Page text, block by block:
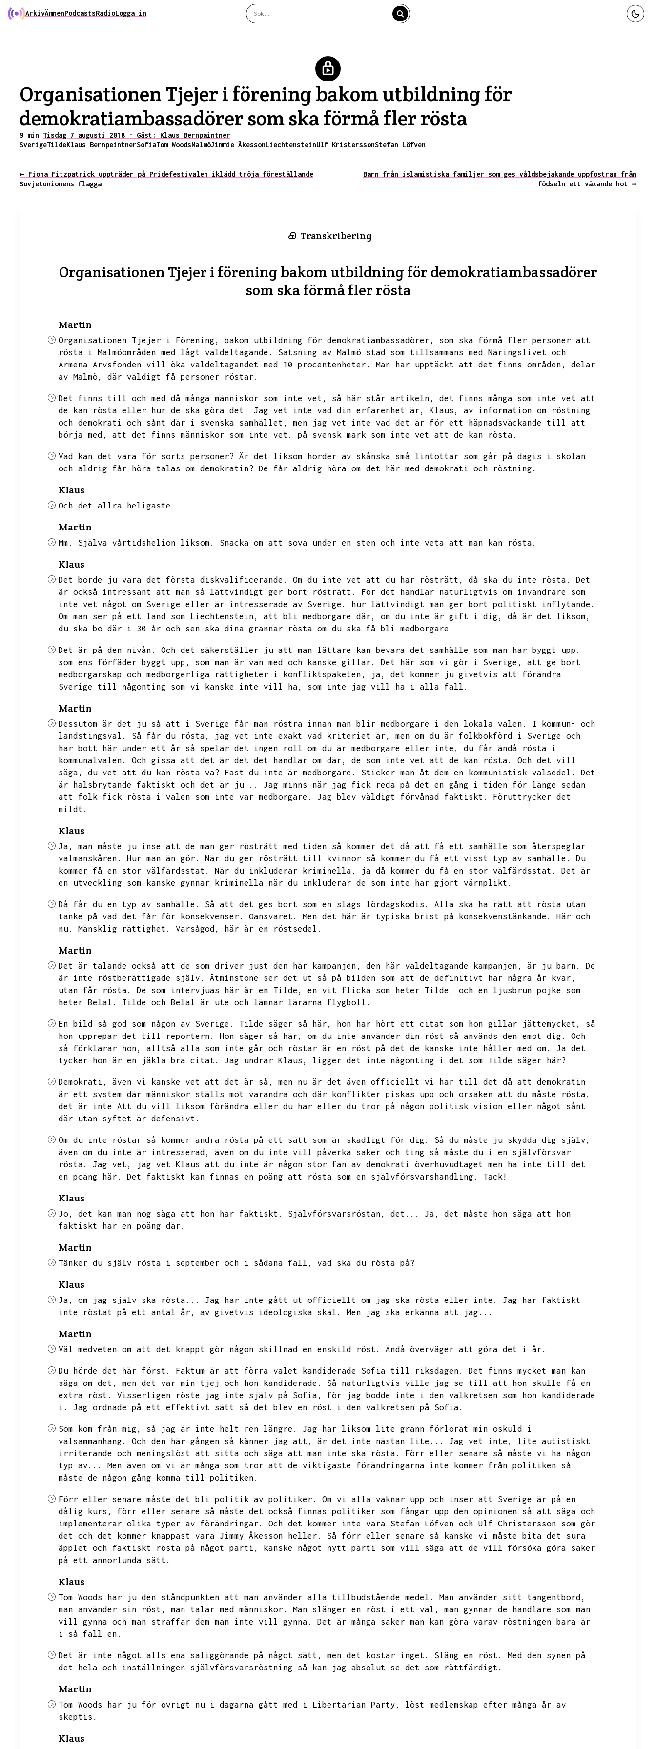
ArkivÄmnenPodcastsRadioLogga in
Organisationen Tjejer i förening bakom utbildning för
demokratiambassadörer som ska förmå fler rösta
9 min Tisdag 7 augusti 2018 - Gäst: Klaus Bernpaintner
SverigeTildeKlaus BernpeintnerSofiaTom WoodsMalmöJimmie ÅkessonLiechtensteinUlf KristerssonStefan Löfven
← Fiona Fitzpatrick uppträder på Pridefestivalen iklädd tröja föreställande
Sovjetunionens flagga
Barn från islamistiska familjer som ges våldsbejakande uppfostran från
födseln ett växande hot →
Transkribering
Organisationen Tjejer i förening bakom utbildning för demokratiambassadörer
som ska förmå fler rösta
Martin
Organisationen Tjejer i Förening, bakom utbildning för demokratiambassadörer,
som ska förmå fler personer att
rösta i Malmöområden med lågt valdeltagande.
Satsning av Malmö stad som tillsammans med Näringslivet och
Armena Arvsfonden vill öka valdeltagandet med 10 procentenheter.
Man har upptäckt att det finns områden,
delar
av Malmö,
där väldigt få personer röstar.
Det finns till och med då många människor som inte vet, så här står artikeln,
det finns många som inte vet att
de kan rösta eller hur de ska göra det.
Jag vet inte vad din erfarenhet är, Klaus,
av information om röstning
och demokrati och sånt där i svenska samhället,
men jag vet inte vad det är för ett häpnadsväckande till att
börja med,
att det finns människor som inte vet. på svensk mark som inte vet att de kan rösta.
Vad kan det vara för sorts personer? Är det liksom horder av skånska små lintottar som går på dagis i skolan
och aldrig får höra talas om demokratin? De får aldrig höra om det här med demokrati och röstning.
Klaus
Och det allra heligaste.
Martin
Mm. Själva vårtidshelion liksom. Snacka om att sova under en sten och inte veta att man kan rösta.
Klaus
Det borde ju vara det första diskvalificerande. Om du inte vet att du har rösträtt, då ska du inte rösta.
Det
är också intressant att man så lättvindigt ger bort rösträtt.
För det handlar naturligtvis om invandrare som
inte vet något om Sverige eller är intresserade av Sverige.
hur lättvindigt man ger bort politiskt inflytande.
Om man ser på ett land som Liechtenstein,
att bli medborgare där, om du inte är gift i dig,
då är det liksom,
du ska bo där i 30 år och sen ska dina grannar rösta om du ska få bli medborgare.
Det är på den nivån.
Och det säkerställer ju att man lättare kan bevara det samhälle som man har byggt upp.
som ens förfäder byggt upp,
som man är van med och kanske gillar. Det här som vi gör i Sverige,
att ge bort
medborgarskap och medborgerliga rättigheter i konfliktspaketen,
ja,
det kommer ju givetvis att förändra
Sverige till någonting som vi kanske inte vill ha,
som inte jag vill ha i alla fall.
Martin
Dessutom är det ju så att i Sverige får man röstra innan man blir medborgare i den lokala valen.
I kommun- och
landstingsval.
Så får du rösta, jag vet inte exakt vad kriteriet är,
men om du är folkbokförd i Sverige och
har bott här under ett år så spelar det ingen roll om du är medborgare eller inte,
du får ändå rösta i
kommunalvalen.
Och gissa att det är det det handlar om där, de som inte vet att de kan rösta.
Och det vill
säga,
du vet att du kan rösta va? Fast du inte är medborgare. Sticker man åt dem en kommunistisk valsedel.
Det
är halsbrytande faktiskt och det är ju...
Jag minns när jag fick reda på det en gång i tiden för länge sedan
att folk fick rösta i valen som inte var medborgare.
Jag blev väldigt förvånad faktiskt.
Föruttrycker det
mildt.
Klaus
Ja,
man måste ju inse att de man ger rösträtt med tiden så kommer det då att få ett samhälle som återspeglar
valmanskåren.
Hur man än gör. När du ger rösträtt till kvinnor så kommer du få ett visst typ av samhälle.
Du
kommer få en stor välfärdsstat.
När du inkluderar kriminella, ja då kommer du få en stor välfärdsstat.
Det är
en utveckling som kanske gynnar kriminella när du inkluderar de som inte har gjort värnplikt.
Då får du en typ av samhälle. Så att det ges bort som en slags lördagskodis.
Alla ska ha rätt att rösta utan
tanke på vad det får för konsekvenser.
Oansvaret. Men det här är typiska brist på konsekvenstänkande.
Här och
nu.
Mänsklig rättighet. Varsågod, här är en röstsedel.
Martin
Det är talande också att de som driver just den här kampanjen, den här valdeltagande kampanjen, är ju barn.
De
är inte röstberättigade själv.
Åtminstone ser det ut så på bilden som att de definitivt har några år kvar,
utan får rösta.
De som intervjuas här är en Tilde, en vit flicka som heter Tilde,
och en ljusbrun pojke som
heter Belal.
Tilde och Belal är ute och lämnar lärarna flygboll.
En bild så god som någon av Sverige. Tilde säger så här, hon har hört ett citat som hon gillar jättemycket,
så
hon upprepar det till reportern.
Hon säger så här, om du inte använder din röst så används den emot dig.
Och
så förklarar hon,
alltså alla som inte går och röstar är en röst på det de kanske inte håller med om.
Ja det
tycker hon är en jäkla bra citat.
Jag undrar Klaus, ligger det inte någonting i det som Tilde säger här?
Demokrati, även vi kanske vet att det är så,
men nu är det även officiellt vi har till det då att demokratin
är ett system där människor ställs mot varandra och där konflikter piskas upp och orsaken att du måste rösta,
det är inte Att du vill liksom förändra eller du har eller du tror på någon politisk vision eller något sånt
där utan syftet är defensivt.
Om du inte röstar så kommer andra rösta på ett sätt som är skadligt för dig.
Så du måste ju skydda dig själv,
även om du inte är intresserad,
även om du inte vill påverka saker och ting så måste du i en självförsvar
rösta.
Jag vet,
jag vet Klaus att du inte är någon stor fan av demokrati överhuvudtaget men ha inte till det
en poäng här.
Det faktiskt kan finnas en poäng att rösta som en självförsvarshandling. Tack!
Klaus
Jo, det kan man nog säga att hon har faktiskt. Självförsvarsröstan, det... Ja,
det måste hon säga att hon
faktiskt har en poäng där.
Martin
Tänker du själv rösta i september och i sådana fall, vad ska du rösta på?
Klaus
Ja, om jag själv ska rösta... Jag har inte gått ut officiellt om jag ska rösta eller inte.
Jag har faktiskt
inte röstat på ett antal år,
av givetvis ideologiska skäl. Men jag ska erkänna att jag...
Martin
Väl medveten om att det knappt gör någon skillnad en enskild röst. Ändå överväger att göra det i år.
Du hörde det här först. Faktum är att förra valet kandiderade Sofia till riksdagen.
Det finns mycket man kan
säga om det,
men det var min tjej och hon kandiderade.
Så naturligtvis ville jag se till att hon skulle få en
extra röst.
Visserligen röste jag inte själv på Sofia,
för jag bodde inte i den valkretsen som hon kandiderade
i.
Jag ordnade på ett effektivt sätt så det blev en röst i den valkretsen på Sofia.
Som kom från mig, så jag är inte helt ren längre.
Jag har liksom lite grann förlorat min oskuld i
valsammanhang.
Och den här gången så känner jag att, är det inte nästan lite... Jag vet inte,
lite autistiskt
irriterande och meningslöst att sitta och säga att man inte ska rösta.
Förr eller senare så måste vi ha någon
typ av...
Men även om vi är många som tror att de viktigaste förändringarna inte kommer från politiken så
måste de någon gång komma till politiken.
Förr eller senare måste det bli politik av politiker.
Om vi alla vaknar upp och inser att Sverige är på en
dålig kurs,
förr eller senare så måste det också finnas politiker som fångar upp den opinionen så att säga och
implementerar olika typer av förändringar.
Och det kommer inte vara Stefan Löfven och Ulf Christersson som gör
det och det kommer knappast vara Jimmy Åkesson heller.
Så förr eller senare så kanske vi måste bita det sura
äpplet och faktiskt rösta på något parti,
kanske något nytt parti som vill säga att de vill försöka göra saker
på ett annorlunda sätt.
Klaus
Tom Woods har ju den ståndpunkten att man använder alla tillbudstående medel.
Man använder sitt tangentbord,
man använder sin röst,
man talar med människor. Man slänger en röst i ett val,
man gynnar de handlare som man
vill gynna och man straffar dem man inte vill gynna.
Det är många saker man kan göra varav röstningen bara är
i så fall en.
Det är inte något alls ena saliggörande på något sätt, men det kostar inget. Släng en röst.
Med den synen på
det hela och inställningen självförsvarsröstning så kan jag absolut se det som rättfärdigt.
Martin
Tom Woods har ju för övrigt nu i dagarna gått med i Libertarian Party,
löst medlemskap efter många år av
skeptis.
Klaus